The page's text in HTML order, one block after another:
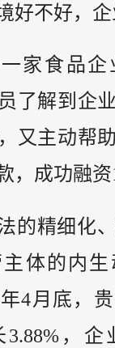
好不好，企
家食品企
了解到企
又主动帮
，成功融资
的精细化
体的内
4月底，
，企